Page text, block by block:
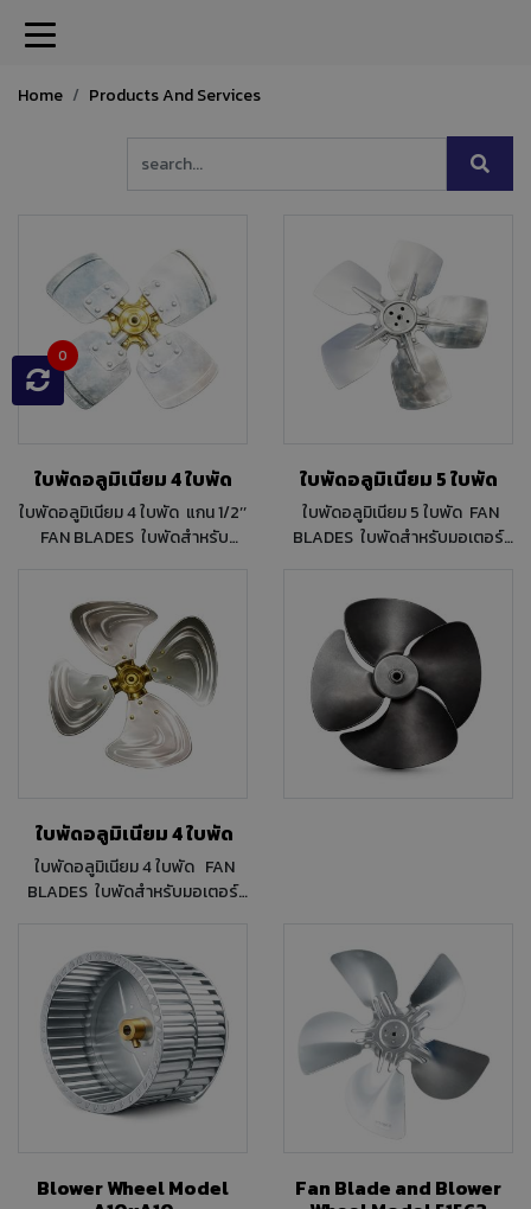
0
Home Products And Services
ใบพัดอลูมิเนียม 4 ใบพัด
ใบพัดอลูมิเนียม 4 ใบพัด แกน 1/2’’
FAN BLADES ใบพัดสำหรับ
CCW
ใบพัดอลูมิเนียม 5 ใบพัด
ใบพัดอลูมิเนียม 5 ใบพัด FAN
BLADES ใบพัดสำหรับมอเตอร์
ใบพัดอลูมิเนียม 4 ใบพัด
ใบพัดอลูมิเนียม 4 ใบพัด FAN
BLADES ใบพัดสำหรับมอเตอร์
CW
Blower Wheel Model Fan Blade and Blower